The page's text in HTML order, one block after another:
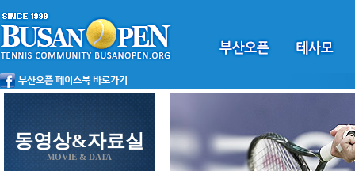
동영상&자료실
MOVIE & DATA